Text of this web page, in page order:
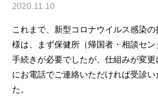
2020.11.10
これまで、新型コロナウイルス感染
様は、まず保健所（帰国者・相談セ
手続きが必要でしたが、仕組みが変
にお電話でご連絡いただければ受診
た。